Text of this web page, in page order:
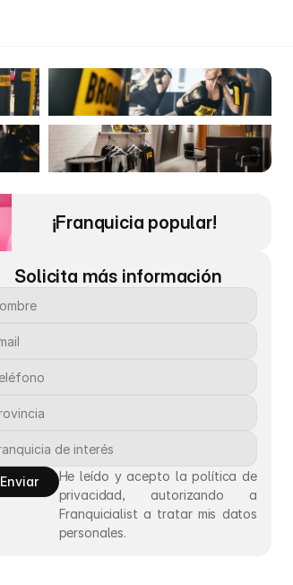
¡Franquicia popular!
Solicita más información
Enviar
He leído y acepto la política de
privacidad, autorizando a
Franquicialist a tratar mis datos
personales.